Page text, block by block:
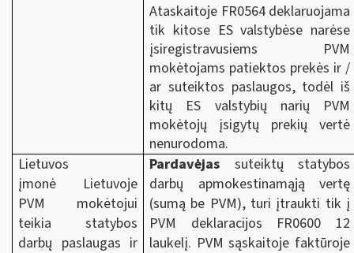
Ataskaitoje FR0564 deklaruojama
tik kitose ES valstybėse narėse
įsiregistravusiems PVM
mokėtojams patiektos prekės ir /
ar suteiktos paslaugos, todėl iš
kitų ES valstybių narių PVM
mokėtojų įsigytų prekių vertė
nenurodoma.
Lietuvos
įmonė Lietuvoje
PVM mokėtojui
teikia statybos
darbų paslaugas ir
Pardavėjas suteiktų statybos
darbų apmokestinamąją vertę
(sumą be PVM), turi įtraukti tik į
PVM deklaracijos FR0600 12
laukelį. PVM sąskaitoje faktūroje